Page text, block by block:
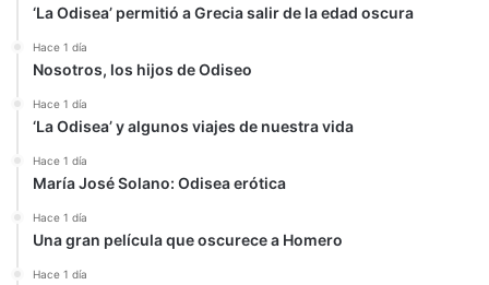
‘La Odisea’ permitió a Grecia salir de la edad oscura
Hace 1 día
Nosotros, los hijos de Odiseo
Hace 1 día
‘La Odisea’ y algunos viajes de nuestra vida
Hace 1 día
María José Solano: Odisea erótica
Hace 1 día
Una gran película que oscurece a Homero
Hace 1 día